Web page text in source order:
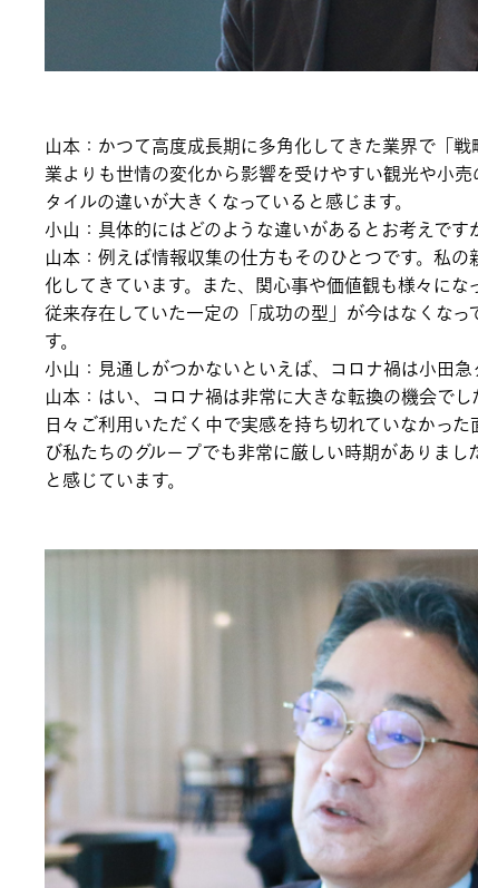
山本：かつて高度成長期に多角化してきた業界で「
業よりも世情の変化から影響を受けやすい観光や小
タイルの違いが大きくなっていると感じます。
小山：具体的にはどのような違いがあるとお考えです
山本：例えば情報収集の仕方もそのひとつです。私
化してきています。また、関心事や価値観も様々にな
従来存在していた一定の「成功の型」が今はなくな
す。
小山：見通しがつかないといえば、コロナ禍は小田
山本：はい、コロナ禍は非常に大きな転換の機会で
日々ご利用いただく中で実感を持ち切れていなかっ
び私たちのグループでも非常に厳しい時期がありま
と感じています。